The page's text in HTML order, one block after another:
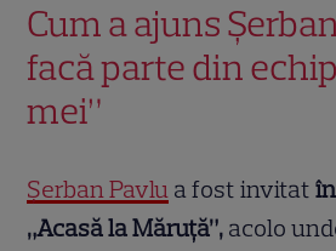
Cum a ajuns
facă parte din
mei”
Șerban Pavlu a fost invitat
„Acasă la Măruță”, acolo